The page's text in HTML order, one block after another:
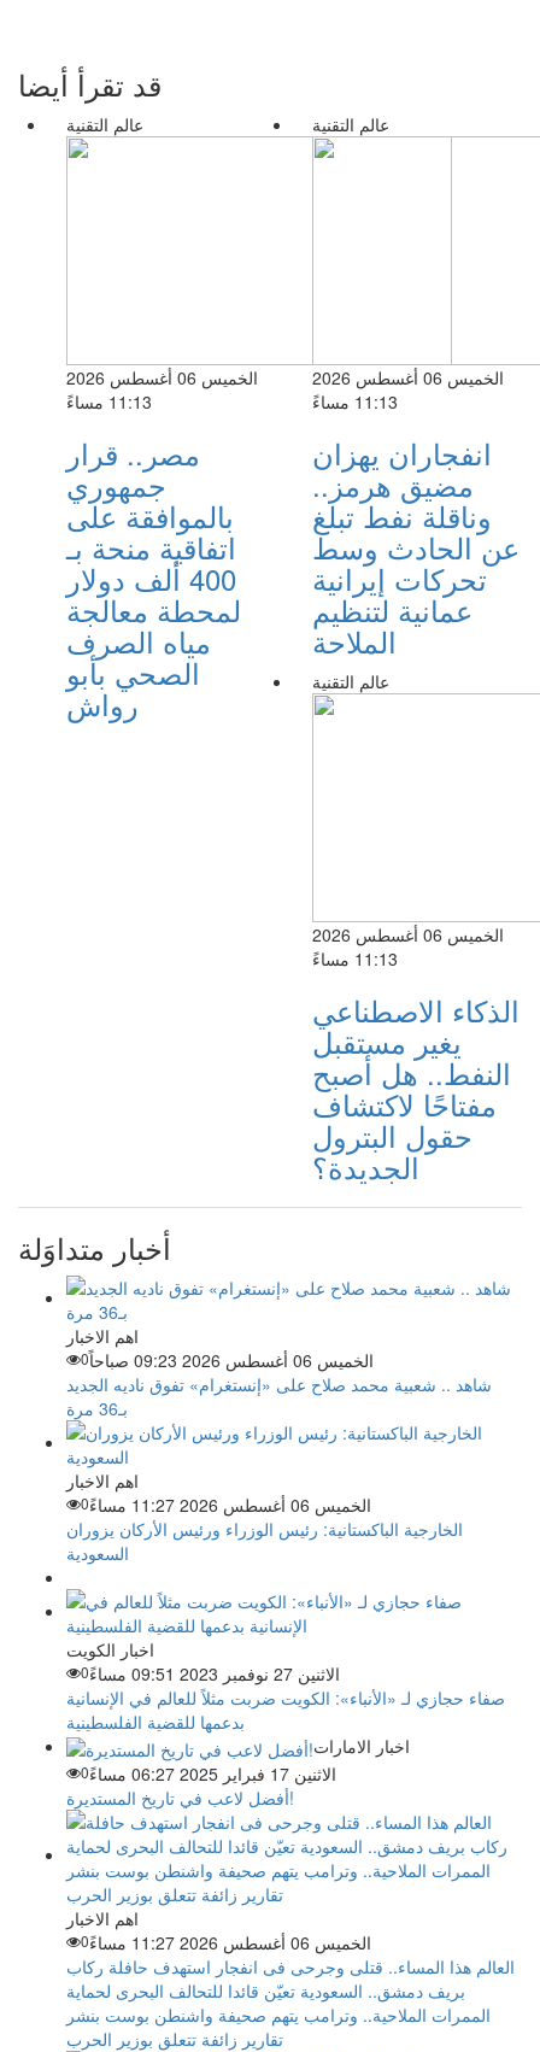
قد تقرأ أيضا
عالم التقنية
الخميس 06 أغسطس 2026
11:13 مساءً
مصر.. قرار
جمهوري
بالموافقة على
اتفاقية منحة بـ
400 ألف دولار
لمحطة معالجة
مياه الصرف
الصحي بأبو
رواش
عالم التقنية
الخميس 06 أغسطس 2026
11:13 مساءً
انفجاران يهزان
مضيق هرمز..
وناقلة نفط تبلغ
عن الحادث وسط
تحركات إيرانية
عمانية لتنظيم
الملاحة
عالم التقنية
الخميس 06 أغسطس 2026
11:13 مساءً
الذكاء الاصطناعي
يغير مستقبل
النفط.. هل أصبح
مفتاحًا لاكتشاف
حقول البترول
الجديدة؟
أخبار متداوَلة
اهم الاخبار
الخميس 06 أغسطس 2026 09:23 صباحاً
0
شاهد .. شعبية محمد صلاح على «إنستغرام» تفوق ناديه الجديد
بـ36 مرة
اهم الاخبار
الخميس 06 أغسطس 2026 11:27 مساءً
0
الخارجية الباكستانية: رئيس الوزراء ورئيس الأركان يزوران
السعودية
اخبار الكويت
الاثنين 27 نوفمبر 2023 09:51 مساءً
0
صفاء حجازي لـ «الأنباء»: الكويت ضربت مثلاً للعالم في الإنسانية
بدعمها للقضية الفلسطينية
اخبار الامارات
الاثنين 17 فبراير 2025 06:27 مساءً
0
أفضل لاعب في تاريخ المستديرة!
اهم الاخبار
الخميس 06 أغسطس 2026 11:27 مساءً
0
العالم هذا المساء.. قتلى وجرحى فى انفجار استهدف حافلة ركاب
بريف دمشق.. السعودية تعيّن قائدا للتحالف البحرى لحماية
الممرات الملاحية.. وترامب يتهم صحيفة واشنطن بوست بنشر
تقارير زائفة تتعلق بوزير الحرب